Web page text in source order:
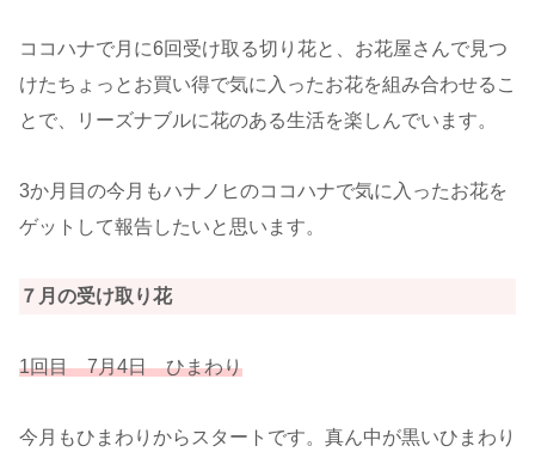
ココハナで月に6回受け取る切り花と、お花屋さんで見つ
けたちょっとお買い得で気に入ったお花を組み合わせるこ
とで、リーズナブルに花のある生活を楽しんでいます。
3か月目の今月もハナノヒのココハナで気に入ったお花を
ゲットして報告したいと思います。
７月の受け取り花
1回目 7月4日 ひまわり
今月もひまわりからスタートです。真ん中が黒いひまわり